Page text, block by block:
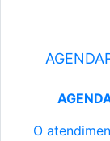
O